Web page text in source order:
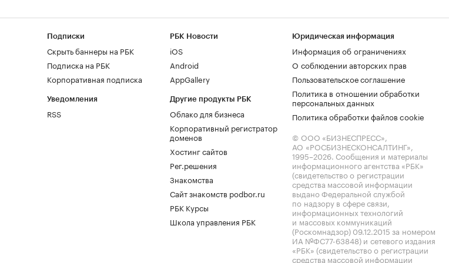
Подписки
Скрыть баннеры на РБК
Подписка на РБК
Корпоративная подписка
Уведомления
RSS
РБК Новости
iOS
Android
AppGallery
Другие продукты РБК
Облако для бизнеса
Корпоративный регистратор
доменов
Хостинг сайтов
Рег.решения
Знакомства
Сайт знакомств podbor.ru
РБК Курсы
Школа управления РБК
Юридическая информация
Информация об ограничениях
О соблюдении авторских прав
Пользовательское соглашение
Политика в отношении обработки
персональных данных
Политика обработки файлов cookie
© ООО «БИЗНЕСПРЕСС»,
АО «РОСБИЗНЕСКОНСАЛТИНГ»,
1995–2026. Сообщения и материалы
информационного агентства «РБК»
(свидетельство о регистрации
средства массовой информации
выдано Федеральной службой
по надзору в сфере связи,
информационных технологий
и массовых коммуникаций
(Роскомнадзор) 09.12.2015 за номером
ИА №ФС77-63848) и сетевого издания
«РБК» (свидетельство о регистрации
средства массовой информации